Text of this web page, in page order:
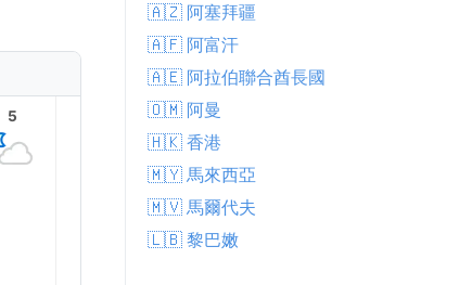
5 7
🇦🇿 阿塞拜疆
🇦🇫 阿富汗
🇦🇪 阿拉伯聯合酋長國
🇴🇲 阿曼
🇭🇰 香港
🇲🇾 馬來西亞
🇲🇻 馬爾代夫
🇱🇧 黎巴嫩